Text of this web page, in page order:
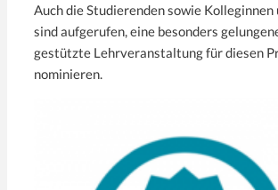
Auch die Studierenden sowie Kolleginnen
sind aufgerufen, eine besonders
gestützte Lehrveranstaltung für diesen
nominieren.